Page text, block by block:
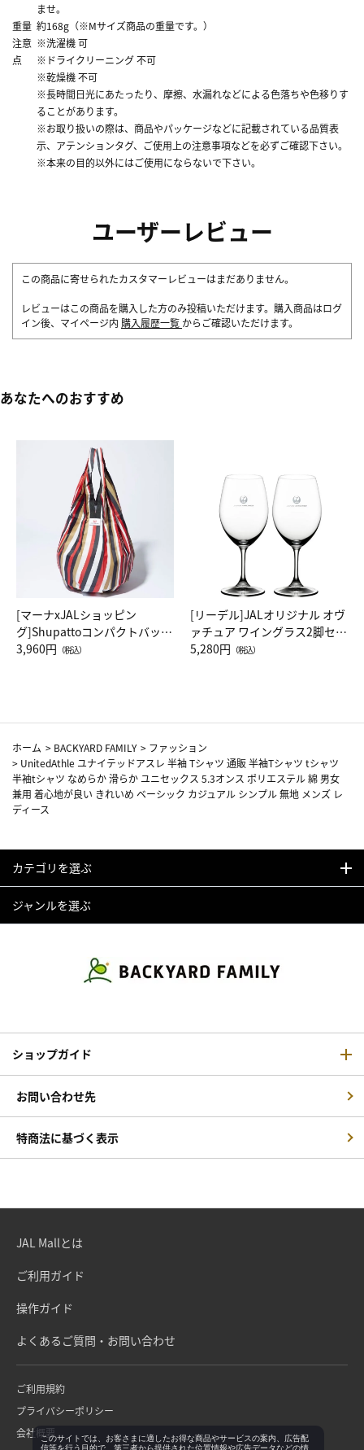
ませ。
重量 約168g（※Mサイズ商品の重量です。）
注意
点
※洗濯機 可
※ドライクリーニング 不可
※乾燥機 不可
※長時間日光にあたったり、摩擦、水漏れなどによる色落ちや色移りす
ることがあります。
※お取り扱いの際は、商品やパッケージなどに記載されている品質表
示、アテンションタグ、ご使用上の注意事項などを必ずご確認下さい。
※本来の目的以外にはご使用にならないで下さい。
ユーザーレビュー
この商品に寄せられたカスタマーレビューはまだありません。
レビューはこの商品を購入した方のみ投稿いただけます。購入商品はログ
イン後、マイページ内 購入履歴一覧 からご確認いただけます。
あなたへのおすすめ
[マーナxJALショッピン
グ]Shupattoコンパクトバッグ
Drop JAL客室乗務員（LC）ス
3,960円 （税込）
[リーデル]JALオリジナル オヴ
ァチュア ワイングラス2脚セッ
ト（レッドワイン）
5,280円 （税込）
ホーム > BACKYARD FAMILY > ファッション
> UnitedAthle ユナイテッドアスレ 半袖 Tシャツ 通販 半袖Tシャツ tシャツ
半袖tシャツ なめらか 滑らか ユニセックス 5.3オンス ポリエステル 綿 男女
兼用 着心地が良い きれいめ ベーシック カジュアル シンプル 無地 メンズ レ
ディース
カテゴリを選ぶ
ジャンルを選ぶ
ショップガイド
お問い合わせ先
特商法に基づく表示
JAL Mallとは
ご利用ガイド
操作ガイド
よくあるご質問・お問い合わせ
ご利用規約
プライバシーポリシー
会社概要このサイトでは、お客さまに適したお得な商品やサービスの案内、広告配
信等を行う目的で、第三者から提供された位置情報や広告データなどの情